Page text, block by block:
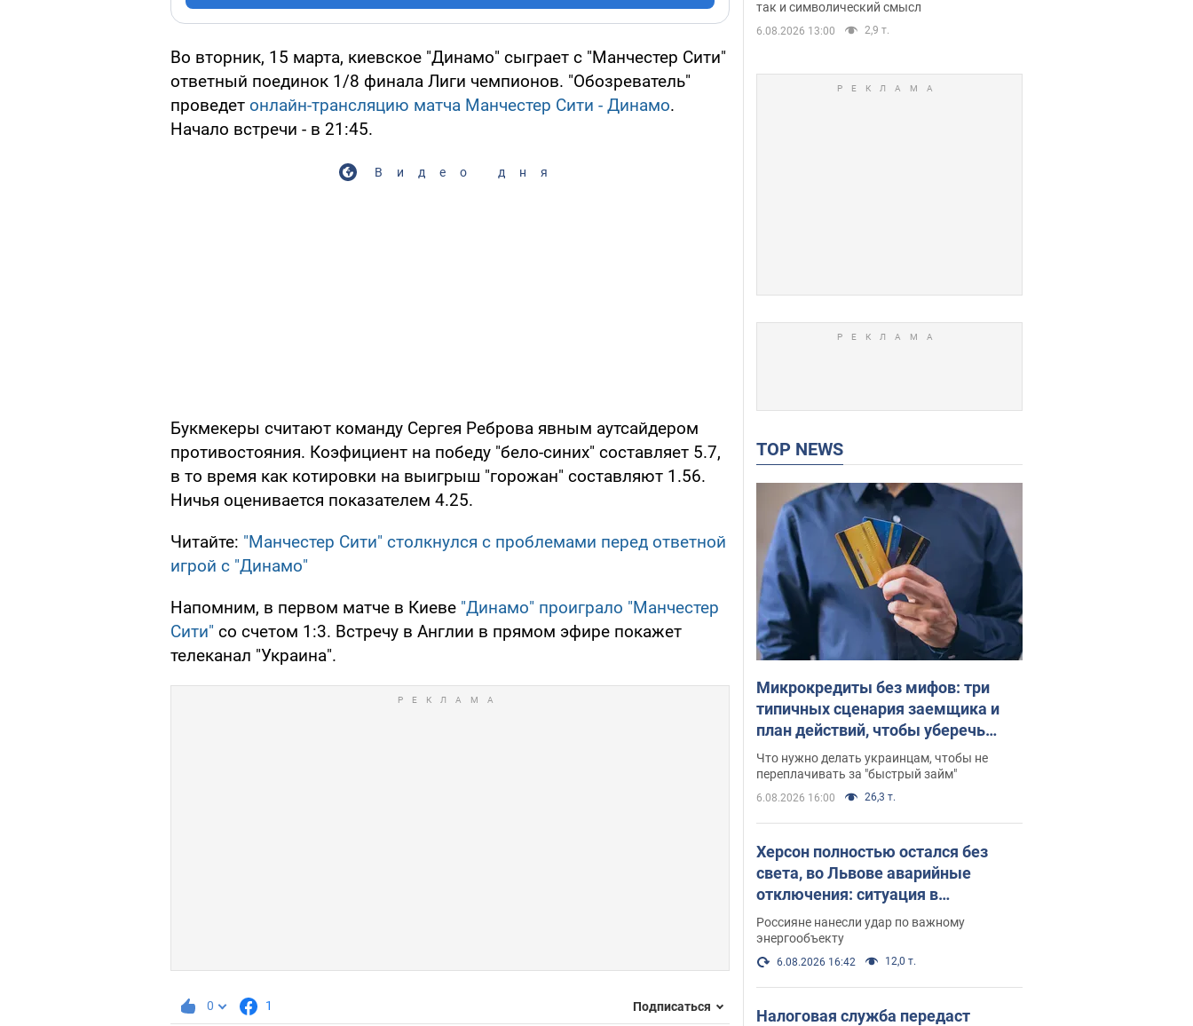
Во вторник, 15 марта, киевское "Динамо" сыграет с "Манчестер Сити"
ответный поединок 1/8 финала Лиги чемпионов. "Обозреватель"
проведет онлайн-трансляцию матча Манчестер Сити - Динамо.
Начало встречи - в 21:45.
Видео дня
Букмекеры считают команду Сергея Реброва явным аутсайдером
противостояния. Коэфициент на победу "бело-синих" составляет 5.7,
в то время как котировки на выигрыш "горожан" составляют 1.56.
Ничья оценивается показателем 4.25.
Читайте: "Манчестер Сити" столкнулся с проблемами перед ответной
игрой с "Динамо"
Напомним, в первом матче в Киеве "Динамо" проиграло "Манчестер
Сити" со счетом 1:3. Встречу в Англии в прямом эфире покажет
телеканал "Украина".
0 1 Подписаться
так и символический смысл
6.08.2026 13:00 2,9 т.
TOP NEWS
Микрокредиты без мифов: три
типичных сценария заемщика и
план действий, чтобы уберечь
свои деньги
Что нужно делать украинцам, чтобы не
переплачивать за "быстрый займ"
6.08.2026 16:00 26,3 т.
Херсон полностью остался без
света, во Львове аварийные
отключения: ситуация в
энергосистеме 6 августа
Россияне нанесли удар по важному
энергообъекту
6.08.2026 16:42 12,0 т.
Налоговая служба передаст